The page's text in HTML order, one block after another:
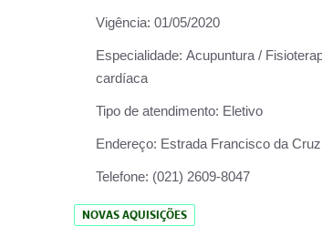
Vigência: 01/05/2020
Especialidade: Acupuntura /
cardíaca
Tipo de atendimento: Eletivo
Endereço: Estrada Francisco da
Telefone: (021) 2609-8047
NOVAS AQUISIÇÕES